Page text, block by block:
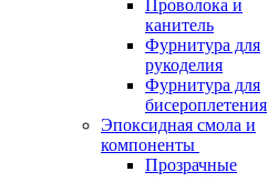
Проволока и
канитель
Фурнитура для
рукоделия
Фурнитура для
бисероплетения
Эпоксидная смола и
компоненты
Прозрачные